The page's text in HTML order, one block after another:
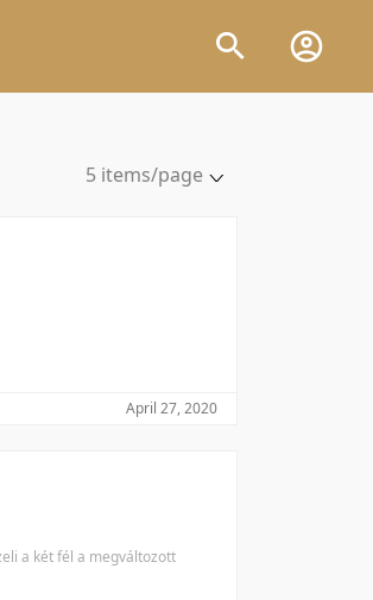
5 items/page
April 27, 2020
a két fél a megváltozott